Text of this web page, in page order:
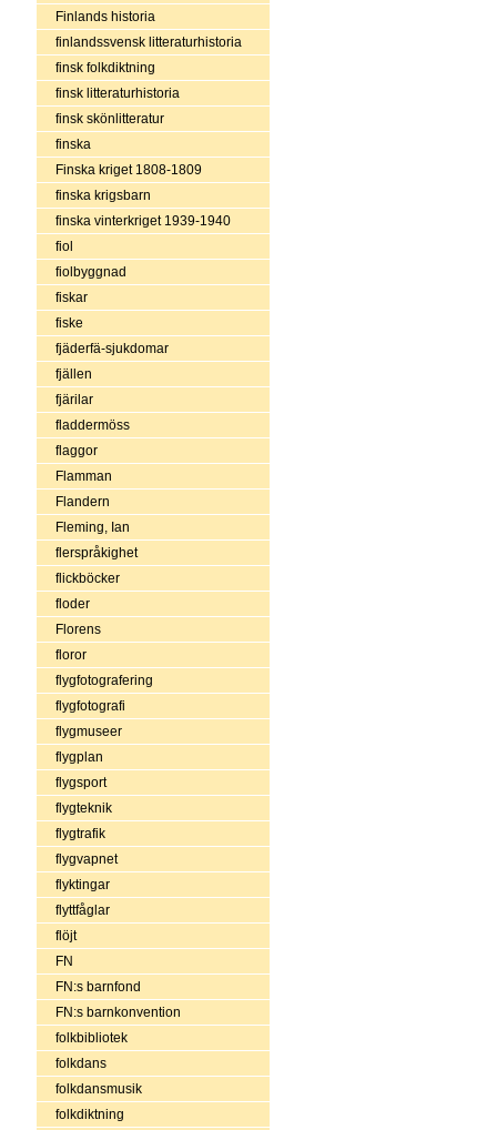
Finlands historia
finlandssvensk litteraturhistoria
finsk folkdiktning
finsk litteraturhistoria
finsk skönlitteratur
finska
Finska kriget 1808-1809
finska krigsbarn
finska vinterkriget 1939-1940
fiol
fiolbyggnad
fiskar
fiske
fjäderfä-sjukdomar
fjällen
fjärilar
fladdermöss
flaggor
Flamman
Flandern
Fleming, Ian
flerspråkighet
flickböcker
floder
Florens
floror
flygfotografering
flygfotografi
flygmuseer
flygplan
flygsport
flygteknik
flygtrafik
flygvapnet
flyktingar
flyttfåglar
flöjt
FN
FN:s barnfond
FN:s barnkonvention
folkbibliotek
folkdans
folkdansmusik
folkdiktning